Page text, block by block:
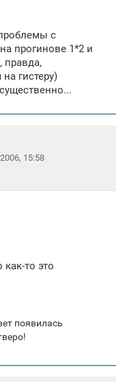
с
прогинове 1*2 и
правда,
гистеру)
15:58
то это
появилась